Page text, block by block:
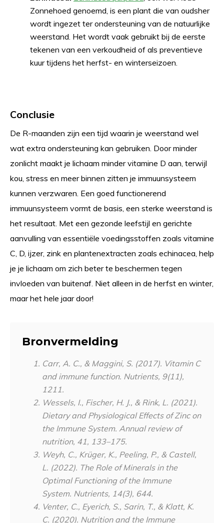
Zonnehoed genoemd, is een plant die van oudsher
wordt ingezet ter ondersteuning van de natuurlijke
weerstand. Het wordt vaak gebruikt bij de eerste
tekenen van een verkoudheid of als preventieve
kuur tijdens het herfst- en winterseizoen.
Conclusie
De R-maanden zijn een tijd waarin je weerstand wel
wat extra ondersteuning kan gebruiken. Door minder
zonlicht maakt je lichaam minder vitamine D aan, terwijl
kou, stress en meer binnen zitten je immuunsysteem
kunnen verzwaren. Een goed functionerend
immuunsysteem vormt de basis, een sterke weerstand is
het resultaat. Met een gezonde leefstijl en gerichte
aanvulling van essentiële voedingsstoffen zoals vitamine
C, D, ijzer, zink en plantenextracten zoals echinacea, help
je je lichaam om zich beter te beschermen tegen
invloeden van buitenaf. Niet alleen in de herfst en winter,
maar het hele jaar door!
Bronvermelding
Carr, A. C., & Maggini, S. (2017). Vitamin C
and immune function. Nutrients, 9(11),
1211.
Wessels, I., Fischer, H. J., & Rink, L. (2021).
Dietary and Physiological Effects of Zinc on
the Immune System. Annual review of
nutrition, 41, 133–175.
Weyh, C., Krüger, K., Peeling, P., & Castell,
L. (2022). The Role of Minerals in the
Optimal Functioning of the Immune
System. Nutrients, 14(3), 644.
Venter, C., Eyerich, S., Sarin, T., & Klatt, K.
C. (2020). Nutrition and the Immune